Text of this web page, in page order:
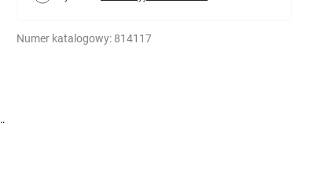
Numer katalogowy: 814117